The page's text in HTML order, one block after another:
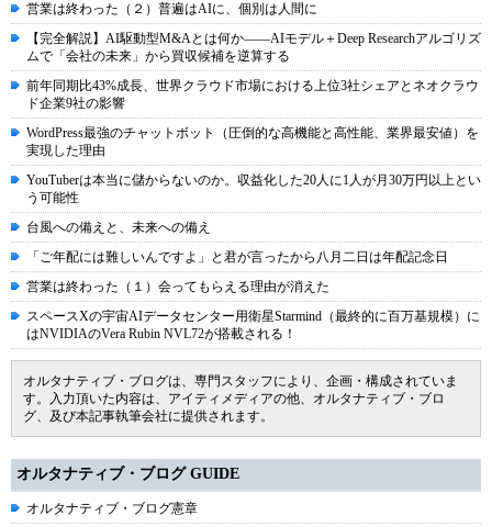
営業は終わった（２）普遍はAIに、個別は人間に
【完全解説】AI駆動型M&Aとは何か――AIモデル＋Deep Researchアルゴリズ
ムで「会社の未来」から買収候補を逆算する
前年同期比43%成長、世界クラウド市場における上位3社シェアとネオクラウ
ド企業9社の影響
WordPress最強のチャットボット（圧倒的な高機能と高性能、業界最安値）を
実現した理由
YouTuberは本当に儲からないのか。収益化した20人に1人が月30万円以上とい
う可能性
台風への備えと、未来への備え
「ご年配には難しいんですよ」と君が言ったから八月二日は年配記念日
営業は終わった（１）会ってもらえる理由が消えた
スペースXの宇宙AIデータセンター用衛星Starmind（最終的に百万基規模）に
はNVIDIAのVera Rubin NVL72が搭載される！
オルタナティブ・ブログは、専門スタッフにより、企画・構成されていま
す。入力頂いた内容は、アイティメディアの他、オルタナティブ・ブロ
グ、及び本記事執筆会社に提供されます。
オルタナティブ・ブログ GUIDE
オルタナティブ・ブログ憲章